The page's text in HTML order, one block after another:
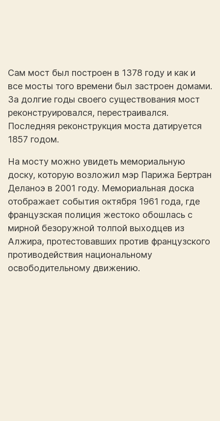
Сам мост был построен в 1378 году и как и
все мосты того времени был застроен домами.
За долгие годы своего существования мост
реконструировался, перестраивался.
Последняя реконструкция моста датируется
1857 годом.
На мосту можно увидеть мемориальную
доску, которую возложил мэр Парижа Бертран
Деланоэ в 2001 году. Мемориальная доска
отображает события октября 1961 года, где
французская полиция жестоко обошлась с
мирной безоружной толпой выходцев из
Алжира, протестовавших против французского
противодействия национальному
освободительному движению.